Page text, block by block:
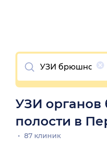
Очистить
УЗИ
полости в
87 клиник